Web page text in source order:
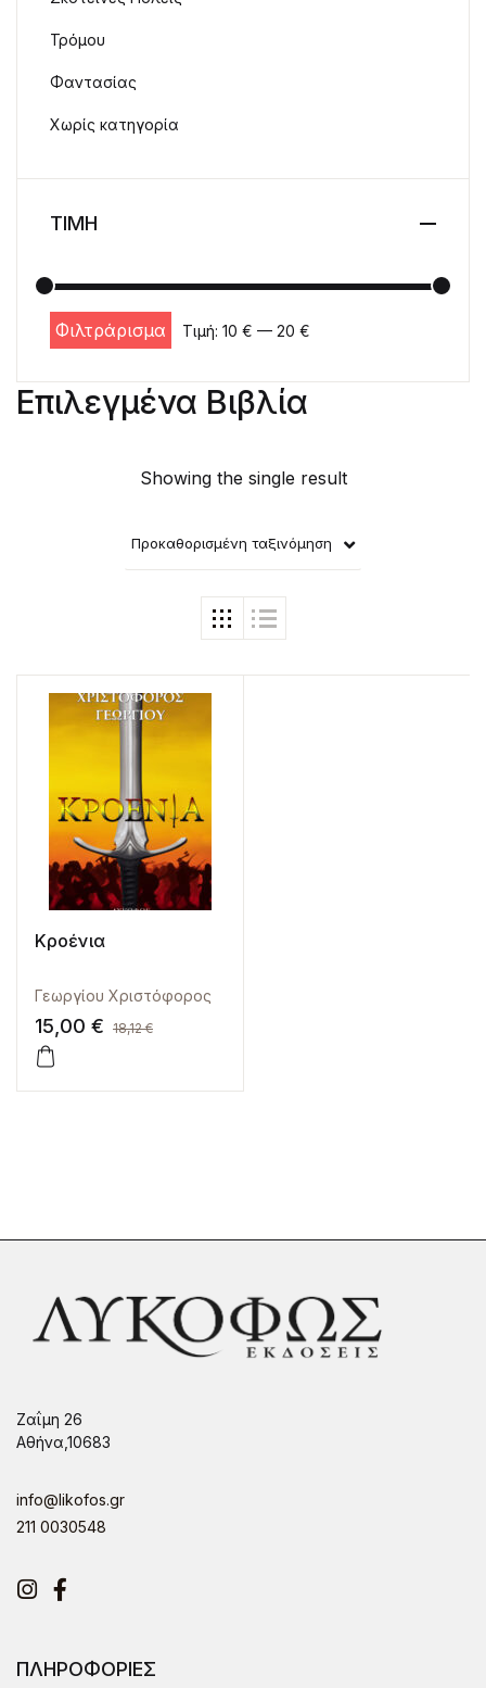
Επιλεγμένα Βιβλία
Showing the single result
Προκαθορισμένη ταξινόμηση
Κροένια
Γεωργίου Χριστόφορος
15,00 € 18,12€
Τρόμου
Φαντασίας
Χωρίς κατηγορία
ΤΙΜΗ
Ελάχιστη τιμή
Μέγιστη τιμή
Φιλτράρισμα Τιμή: 10 € — 20 €
Ζαΐμη 26
Αθήνα,10683
info@likofos.gr
211 0030548
Instagram
Facebook
ΠΛΗΡΟΦΟΡΙΕΣ